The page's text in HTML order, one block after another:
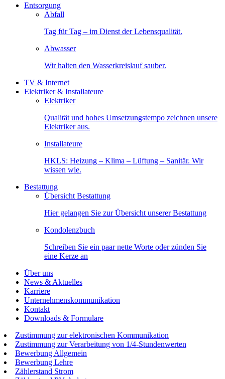
Entsorgung
Abfall
Tag für Tag – im Dienst der Lebensqualität.
Abwasser
Wir halten den Wasserkreislauf sauber.
TV & Internet
Elektriker & Installateure
Elektriker
Qualität und hohes Umsetzungstempo zeichnen unsere
Elektriker aus.
Installateure
HKLS: Heizung – Klima – Lüftung – Sanitär. Wir
wissen wie.
Bestattung
Übersicht Bestattung
Hier gelangen Sie zur Übersicht unserer Bestattung
Kondolenzbuch
Schreiben Sie ein paar nette Worte oder zünden Sie
eine Kerze an
Über uns
News & Aktuelles
Karriere
Unternehmenskommunikation
Kontakt
Downloads & Formulare
Zustimmung zur elektronischen Kommunikation
Zustimmung zur Verarbeitung von 1/4-Stundenwerten
Bewerbung Allgemein
Bewerbung Lehre
Zählerstand Strom